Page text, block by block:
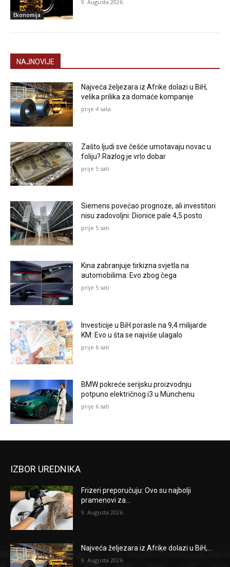
Ekonomija
9. Augusta 2026.
NAJNOVIJE
Najveća željezara iz Afrike dolazi u BiH,
velika prilika za domaće kompanije
prije 4 sata
Zašto ljudi sve češće umotavaju novac u
foliju? Razlog je vrlo dobar
prije 5 sati
Siemens povećao prognoze, ali investitori
nisu zadovoljni: Dionice pale 4,5 posto
prije 5 sati
Kina zabranjuje tirkizna svjetla na
automobilima: Evo zbog čega
prije 5 sati
Investicije u BiH porasle na 9,4 milijarde
KM: Evo u šta se najviše ulagalo
prije 6 sati
BMW pokreće serijsku proizvodnju
potpuno električnog i3 u Münchenu
prije 6 sati
IZBOR UREDNIKA
Frizeri preporučuju: Ovo su najbolji
pramenovi za...
9. Augusta 2026.
Najveća željezara iz Afrike dolazi u BiH,...
9. Augusta 2026.